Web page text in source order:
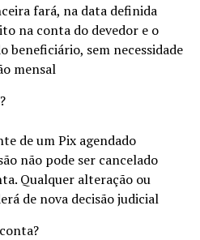
fará, na data definida
na conta do devedor e o
beneficiário, sem necessidade
mensal
de um Pix agendado
não pode ser cancelado
Qualquer alteração ou
de nova decisão judicial